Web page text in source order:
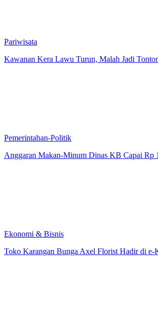
Pariwisata
Kawanan Kera Lawu Turun, Malah Jadi
Pemerintahan-Politik
Anggaran Makan-Minum Dinas KB Capai Rp
Ekonomi & Bisnis
Toko Karangan Bunga Axel Florist Hadir di e-